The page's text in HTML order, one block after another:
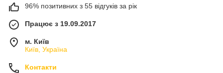
96% позитивних з 55 відгуків за рік
Працює з 19.09.2017
м. Київ
Київ, Україна
Контакти